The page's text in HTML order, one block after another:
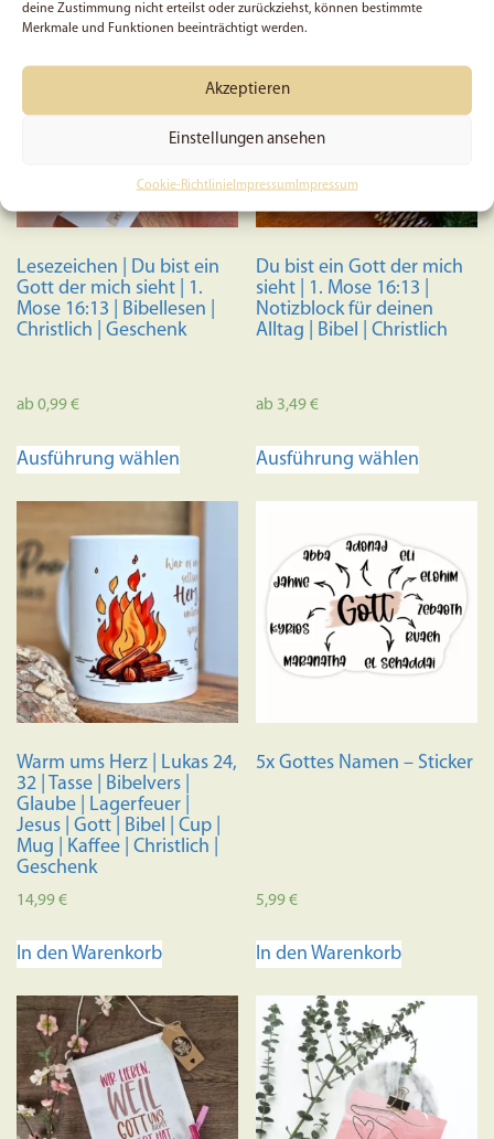
deine Zustimmung nicht erteilst oder zurückziehst, können bestimmte
Merkmale und Funktionen beeinträchtigt werden.
Akzeptieren
Einstellungen ansehen
Cookie-RichtlinieImpressum Impressum
Lesezeichen | Du bist ein
Gott der mich sieht | 1.
Mose 16:13 | Bibellesen |
Christlich | Geschenk
ab 0,99€
Ausführung wählen
auf.
Die
Optionen
können
auf
der
gewählt
werden
Du bist ein Gott der mich
sieht | 1. Mose 16:13 |
Notizblock für deinen
Alltag | Bibel | Christlich
ab 3,49€
Ausführung wählen
auf.
Die
können
gewählt
Warm ums Herz | Lukas 24,
32 | Tasse | Bibelvers |
Glaube | Lagerfeuer |
Jesus | Gott | Bibel | Cup |
Mug | Kaffee | Christlich |
Geschenk
14,99€
In den Warenkorb
5x Gottes Namen – Sticker
5,99€
In den Warenkorb